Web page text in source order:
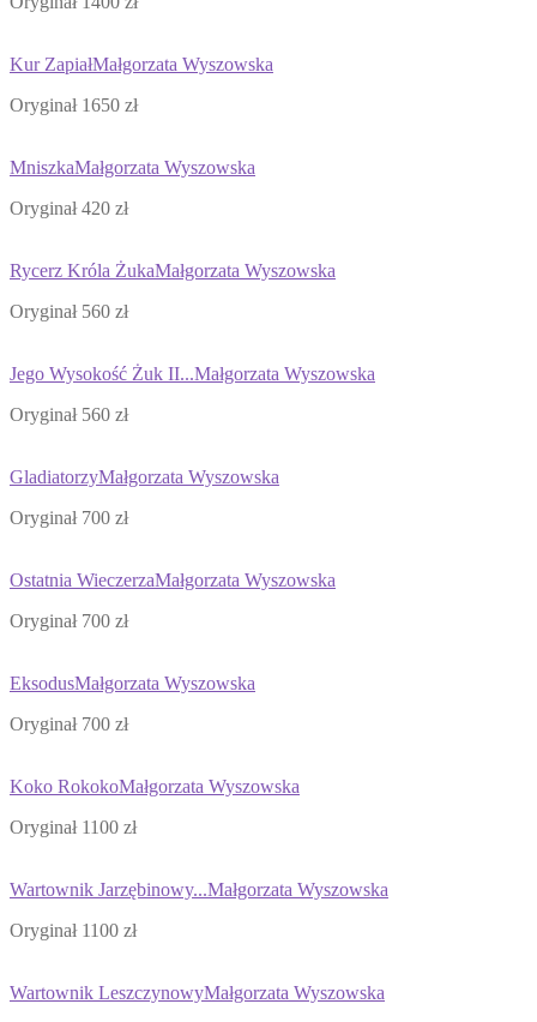
Kur ZapiałMałgorzata Wyszowska
Oryginał 1650 zł
MniszkaMałgorzata Wyszowska
Oryginał 420 zł
Rycerz Króla ŻukaMałgorzata Wyszowska
Oryginał 560 zł
Jego Wysokość Żuk II...Małgorzata Wyszowska
Oryginał 560 zł
GladiatorzyMałgorzata Wyszowska
Oryginał 700 zł
Ostatnia WieczerzaMałgorzata Wyszowska
Oryginał 700 zł
EksodusMałgorzata Wyszowska
Oryginał 700 zł
Koko RokokoMałgorzata Wyszowska
Oryginał 1100 zł
Wartownik Jarzębinowy...Małgorzata Wyszowska
Oryginał 1100 zł
Wartownik LeszczynowyMałgorzata Wyszowska